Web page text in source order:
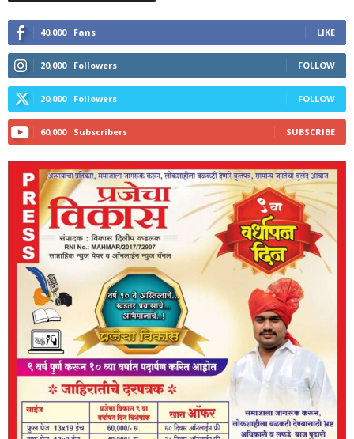
40,000 Fans LIKE
20,000 Followers FOLLOW
20,000 Followers FOLLOW
60,000 Subscribers SUBSCRIBE